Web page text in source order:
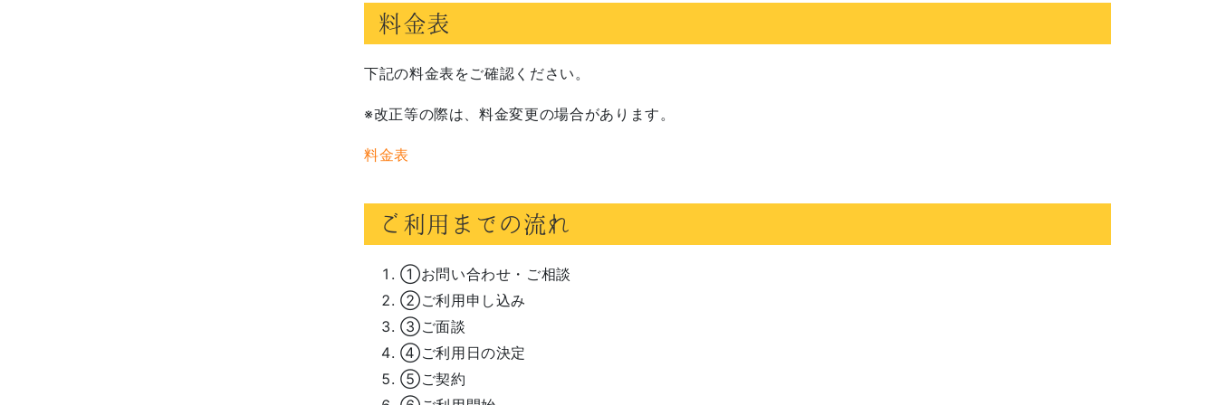
料金表
下記の料金表をご確認ください。
※改正等の際は、料金変更の場合があります。
料金表
ご利用までの流れ
①お問い合わせ・ご相談
②ご利用申し込み
③ご面談
④ご利用日の決定
⑤ご契約